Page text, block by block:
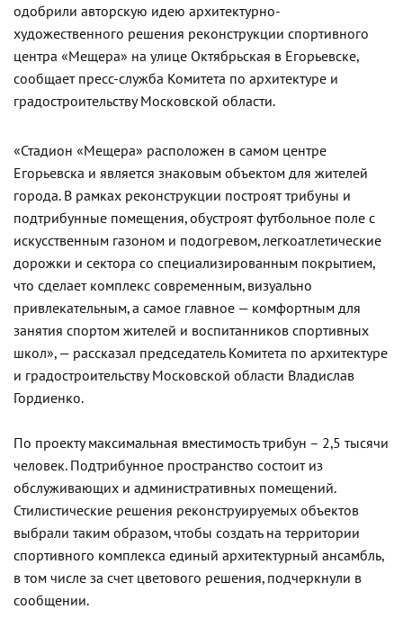
одобрили авторскую идею архитектурно-
художественного решения реконструкции спортивного
центра «Мещера» на улице Октябрьская в Егорьевске,
сообщает пресс-служба Комитета по архитектуре и
градостроительству Московской области.
«Стадион «Мещера» расположен в самом центре
Егорьевска и является знаковым объектом для жителей
города. В рамках реконструкции построят трибуны и
подтрибунные помещения, обустроят футбольное поле с
искусственным газоном и подогревом, легкоатлетические
дорожки и сектора со специализированным покрытием,
что сделает комплекс современным, визуально
привлекательным, а самое главное — комфортным для
занятия спортом жителей и воспитанников спортивных
школ», — рассказал председатель Комитета по архитектуре
и градостроительству Московской области Владислав
Гордиенко.
По проекту максимальная вместимость трибун – 2,5 тысячи
человек. Подтрибунное пространство состоит из
обслуживающих и административных помещений.
Стилистические решения реконструируемых объектов
выбрали таким образом, чтобы создать на территории
спортивного комплекса единый архитектурный ансамбль,
в том числе за счет цветового решения, подчеркнули в
сообщении.